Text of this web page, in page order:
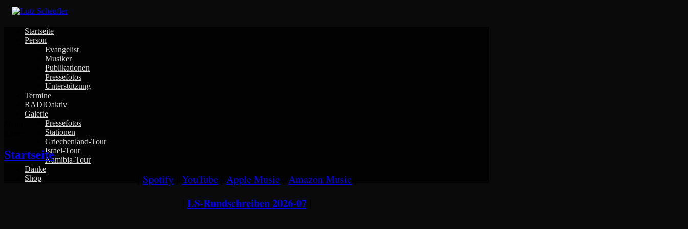
Skip
content
Startseite
Person
Evangelist
Musiker
Publikationen
Pressefotos
Unterstützung
Termine
RADIOaktiv
Galerie
Pressefotos
Stationen
Griechenland-Tour
Israel-Tour
Namibia-Tour
Danke
Shop
Startseite
Spotify YouTube Apple Music Amazon Music
LS-Rundschreiben 2026-07|